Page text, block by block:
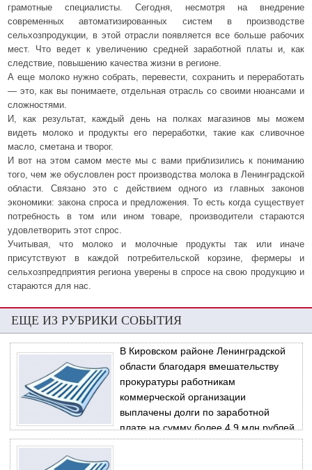
грамотные специалисты. Сегодня, несмотря на внедрение
современных автоматизированных систем в производстве
сельхозпродукции, в этой отрасли появляется все больше рабочих
мест. Что ведет к увеличению средней заработной платы и, как
следствие, повышению качества жизни в регионе.
А еще молоко нужно собрать, перевести, сохранить и переработать
— это, как вы понимаете, отдельная отрасль со своими нюансами и
сложностями.
И, как результат, каждый день на полках магазинов мы можем
видеть молоко и продукты его переработки, такие как сливочное
масло, сметана и творог.
И вот на этом самом месте мы с вами приблизились к пониманию
того, чем же обусловлен рост производства молока в Ленинградской
области. Связано это с действием одного из главных законов
экономики: закона спроса и предложения. То есть когда существует
потребность в том или ином товаре, производители стараются
удовлетворить этот спрос.
Учитывая, что молоко и молочные продукты так или иначе
присутствуют в каждой потребительской корзине, фермеры и
сельхозпредприятия региона уверены в спросе на свою продукцию и
стараются для нас.
ЕЩЕ ИЗ РУБРИКИ СОБЫТИЯ
В Кировском районе Ленинградской
области благодаря вмешательству
прокуратуры работникам
коммерческой организации
выплачены долги по заработной
плате на сумму более 4,9 млн рублей